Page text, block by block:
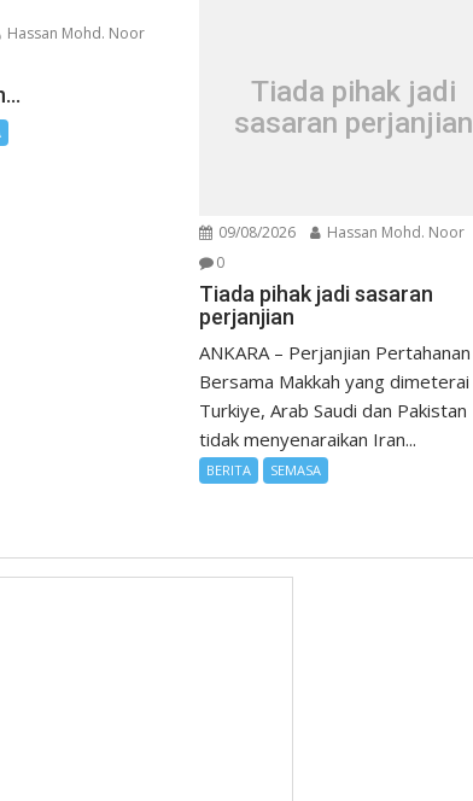
Hassan Mohd. Noor
Tiada pihak jadi
sasaran perjanjian
09/08/2026
Hassan Mohd. Noor
0
Tiada pihak jadi sasaran
perjanjian
ANKARA – Perjanjian Pertahanan
Bersama Makkah yang dimeterai
Turkiye, Arab Saudi dan Pakistan
tidak menyenaraikan Iran...
BERITA SEMASA